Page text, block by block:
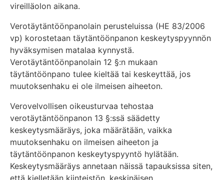
vireilläolon aikana.
Verotäytäntöönpanolain perusteluissa (HE 83/2006
vp) korostetaan täytäntöönpanon keskeytyspyynnön
hyväksymisen matalaa kynnystä.
Verotäytäntöönpanolain 12 §:n mukaan
täytäntöönpano tulee kieltää tai keskeyttää, jos
muutoksenhaku ei ole ilmeisen aiheeton.
Verovelvollisen oikeusturvaa tehostaa
verotäytäntöönpanon 13 §:ssä säädetty
keskeytysmääräys, joka määrätään, vaikka
muutoksenhaku on ilmeisen aiheeton ja
täytäntöönpanon keskeytyspyyntö hylätään.
Keskeytysmääräys annetaan näissä tapauksissa siten,
että kielletään kiinteistön, keskinäisen